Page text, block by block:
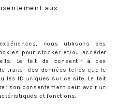
aux
nous utilisons des
pour stocker et/ou accéder
Le fait de consentir à ces
traiter des données telles que le
les ID uniques sur ce site. Le fait
son consentement peut avoir un
et fonctions.